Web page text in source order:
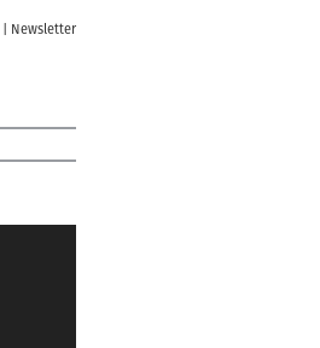
Newsletter